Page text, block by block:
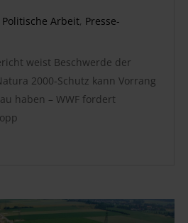
Politische Arbeit, Presse-
weist Beschwerde der
2000-Schutz kann Vorrang
haben – WWF fordert